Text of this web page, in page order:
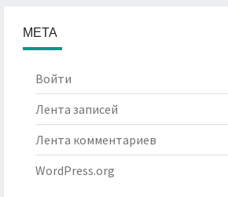
МЕТА
Войти
Лента записей
Лента комментариев
WordPress.org